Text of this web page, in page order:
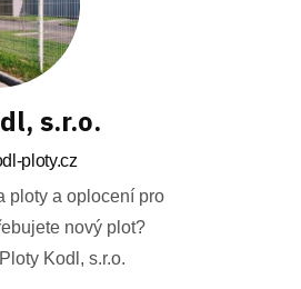
s.r.o.
ploty.cz
ploty a oplocení pro
nový plot?
Kodl, s.r.o.